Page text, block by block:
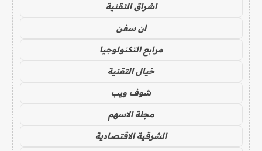
اشراق التقنية
ان سفن
مرابع التكنولوجيا
خيال التقنية
شوف ويب
مجلة الاسهم
الشرقية الاقتصادية